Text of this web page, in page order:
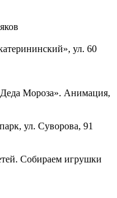
ул. 60
Мороза». Анимация,
ул. Суворова, 91
Собираем игрушки